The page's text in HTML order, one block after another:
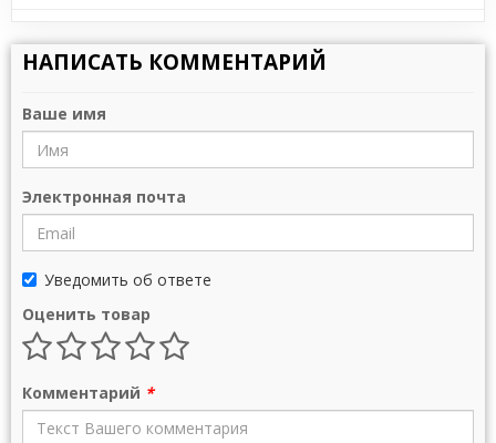
НАПИСАТЬ КОММЕНТАРИЙ
Ваше имя
Электронная почта
Уведомить об ответе
Оценить товар
Комментарий *